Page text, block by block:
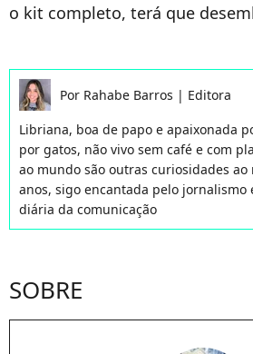
o kit completo, terá que
Por Rahabe Barros | Editora
Libriana, boa de papo e apaixonada
por gatos, não vivo sem café e com
ao mundo são outras curiosidades ao
anos, sigo encantada pelo jornalismo
diária da comunicação
SOBRE